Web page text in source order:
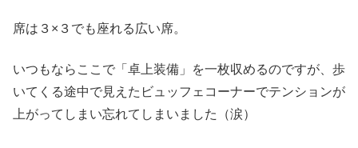
席は３×３でも座れる広い席。
いつもならここで「卓上装備」を一枚収めるのですが、歩
いてくる途中で見えたビュッフェコーナーでテンションが
上がってしまい忘れてしまいました（涙）